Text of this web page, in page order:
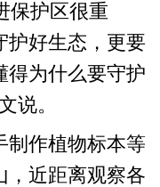
护区很重
护好生态，更要
得为什么要守护
说。
作植物标本等
，近距离观察各